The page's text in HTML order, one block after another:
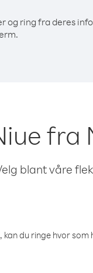
og ring fra deres
fra
blant våre
du ringe hvor som